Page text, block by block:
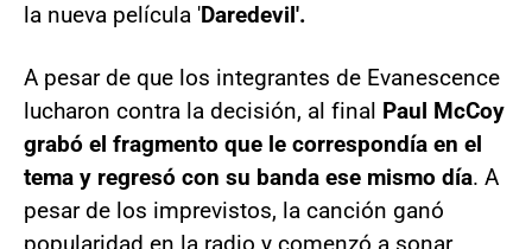
la nueva película 'Daredevil'.
A pesar de que los integrantes de Evanescence
lucharon contra la decisión, al final Paul McCoy
grabó el fragmento que le correspondía en el
tema y regresó con su banda ese mismo día. A
pesar de los imprevistos, la canción ganó
popularidad en la radio y comenzó a sonar